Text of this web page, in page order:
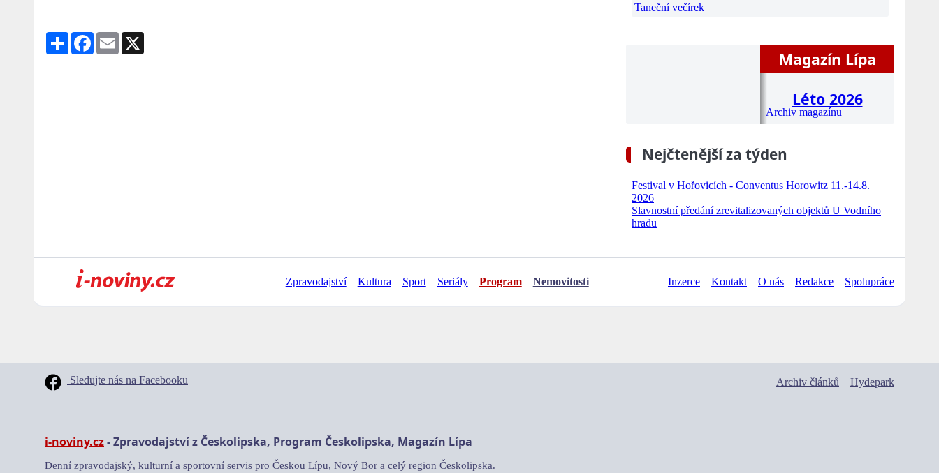
Share Facebook
Email
Taneční večírek
Magazín Lípa
Léto 2026
Archiv magazínu
Nejčtenější za týden
Festival v Hořovicích - Conventus Horowitz 11.-14.8.
2026
Slavnostní předání zrevitalizovaných objektů U Vodního
hradu
Zpravodajství Kultura Sport Seriály Program Nemovitosti Inzerce Kontakt O nás Redakce Spolupráce
Sledujte nás na Facebooku Archiv článků Hydepark
i-noviny.cz- Zpravodajství z Českolipska, Program Českolipska, Magazín Lípa
Denní zpravodajský, kulturní a sportovní servis pro Českou Lípu, Nový Bor a celý region Českolipska.